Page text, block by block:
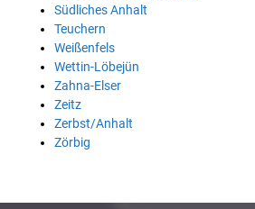
Südliches Anhalt
Teuchern
Weißenfels
Wettin-Löbejün
Zahna-Elser
Zeitz
Zerbst/Anhalt
Zörbig